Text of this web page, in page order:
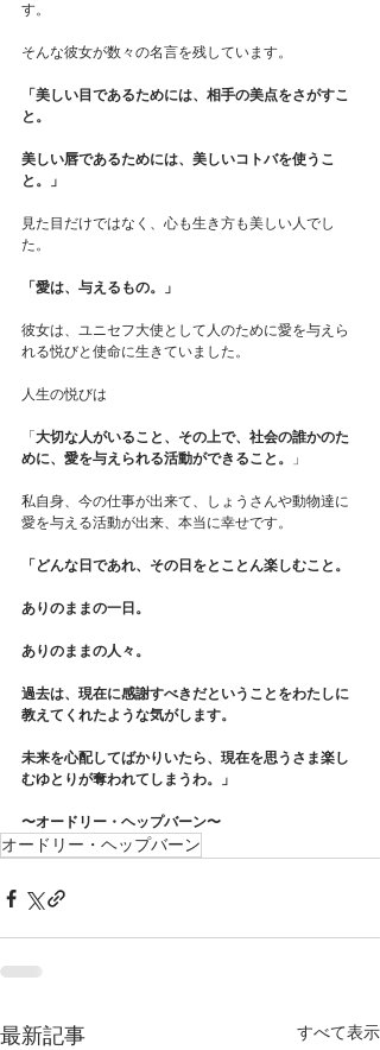
す。
そんな彼女が数々の名言を残しています。
「美しい目であるためには、相手の美点をさがすこ
と。
美しい唇であるためには、美しいコトバを使うこ
と。」
見た目だけではなく、心も生き方も美しい人でし
た。
「愛は、与えるもの。」
彼女は、ユニセフ大使として人のために愛を与えら
れる悦びと使命に生きていました。
人生の悦びは
「 大切な人がいること、その上で、社会の誰かのた
めに、愛を与えられる活動ができること。
」
私自身、今の仕事が出来て、しょうさんや動物達に
愛を与える活動が出来、本当に幸せです。
「どんな日であれ、その日をとことん楽しむこと。
ありのままの一日。
ありのままの人々。
過去は、現在に感謝すべきだということをわたしに
教えてくれたような気がします。
未来を心配してばかりいたら、現在を思うさま楽し
むゆとりが奪われてしまうわ。」
〜オードリー・ヘップバーン〜
オードリー・ヘップバーン
最新記事 すべて表示